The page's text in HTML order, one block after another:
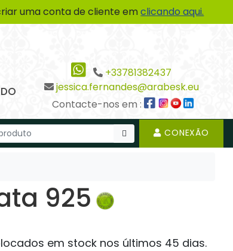
uma conta de cliente emclicando aqui.
+33781382437
jessica.fernandes@arabesk.eu
Contacte-nos em :
CONEXÃO
925
em stock nos últimos 45 dias.